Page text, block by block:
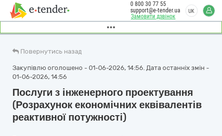
Замовити дзвінок
0 800 30 77 55
support@e-tender.ua
UK
Повернутись назад
Закупівлю оголошено - 01-06-2026, 14:56. Дата останніх змін -
01-06-2026, 14:56
Послуги з інженерного проектування
(Розрахунок економічних еквівалентів
реактивної потужності)